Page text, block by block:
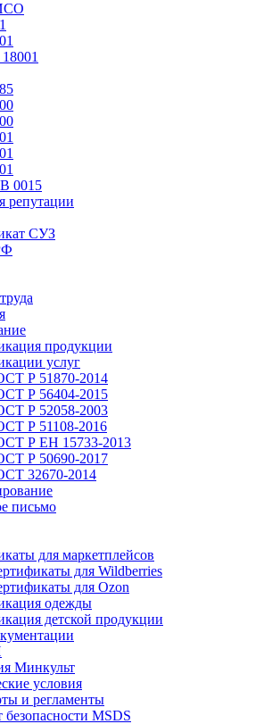
0015
репутации
СУЗ
продукции
услуг
Р 51870-2014
Р 56404-2015
Р 52058-2003
Р 51108-2016
Р ЕН 15733-2013
Р 50690-2017
32670-2014
письмо
для маркетплейсов
для Wildberries
для Ozon
одежды
детской продукции
Минкульт
условия
и регламенты
безопасности MSDS